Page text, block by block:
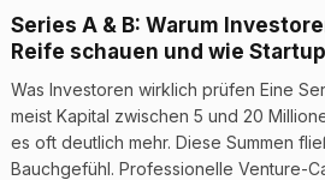
Series A & B: Warum
Reife schauen und wie
Was Investoren wirklich prüfen Eine
meist Kapital zwischen 5 und 20
es oft deutlich mehr. Diese Summen
Bauchgefühl. Professionelle Venture-